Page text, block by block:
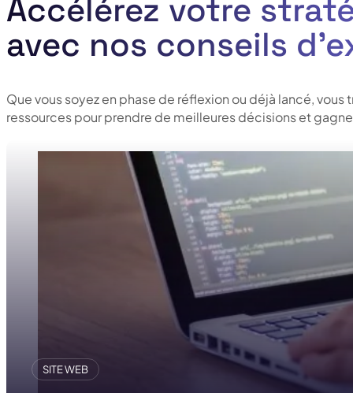
Accélérez votre
avec nos conseils
Que vous soyez en phase de réflexion ou déjà lancé, vous
ressources pour prendre de meilleures décisions et
SITE WEB